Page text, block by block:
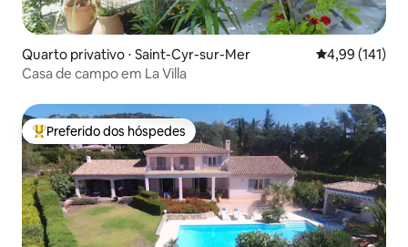
Quarto privativo ⋅ Saint-Cyr-sur-Mer 4,99 de uma
4,99 (141)
Casa de campo em La Villa
Entre os melhores preferidos dos hóspedes
Preferido dos hóspedes